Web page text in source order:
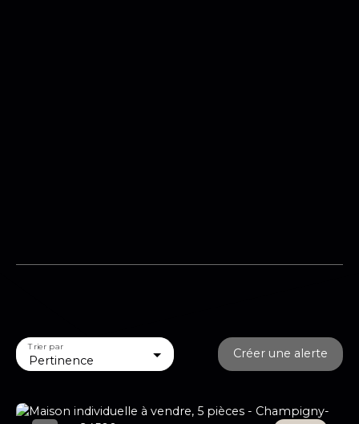
Pertinence
Trier par Créer une alerte